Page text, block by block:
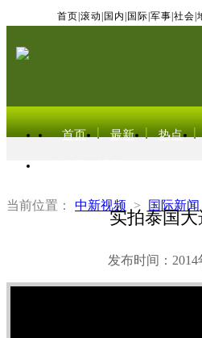
首页 滚动 国内 国际 军事 社会
首页 最新 热点
当前位置： 中新视频 > 国际新闻
实拍泰国
发布时间：2014